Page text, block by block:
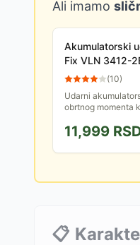
Ali imamo
Akumulatorski
Fix VLN 3412-
(10)
Udarni
obrtnog momenta
spečenih
11,999
📋